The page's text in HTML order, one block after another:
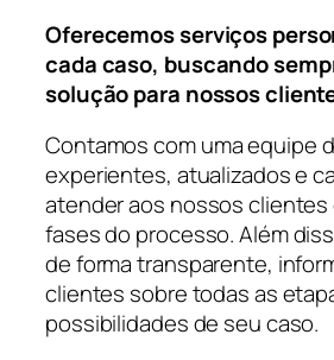
Oferecemos serviços
cada caso, buscando
solução para nossos
Contamos com uma equipe
experientes, atualizados e
atender aos nossos clientes
fases do processo. Além
de forma transparente,
clientes sobre todas as
possibilidades de seu caso.